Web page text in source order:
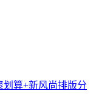
划算+新风尚排版分